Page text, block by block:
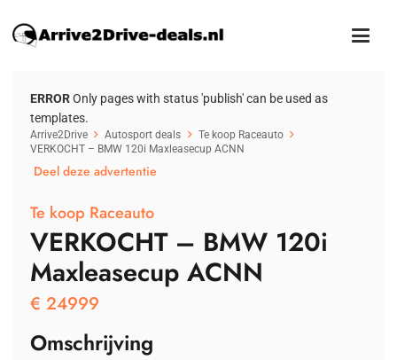
ERROROnly pages with status 'publish' can be used as
templates.
Arrive2Drive Autosport deals
Te koop Raceauto
VERKOCHT – BMW 120i Maxleasecup ACNN
Deel deze advertentie
Te koop Raceauto
VERKOCHT – BMW 120i
Maxleasecup ACNN
€ 24999
Omschrijving